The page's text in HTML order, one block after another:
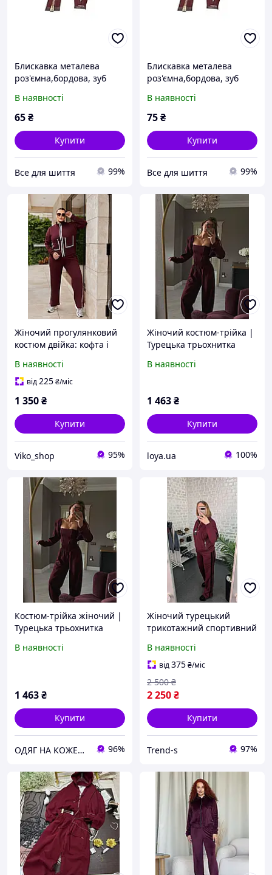
Блискавка металева
роз'ємна,бордова, зуб
см
В наявності
65₴
Купити
Все для шиття 99%
Блискавка металева
роз'ємна,бордова, зуб
см
В наявності
75₴
Купити
Все для шиття 99%
Жіночий прогулянковий
костюм двійка: кофта і
турецька 50-52,54-56,58-
60,62-64
В наявності
від225₴/міс
1 350₴
Купити
Viko_shop 95%
Жіночий костюм-трійка |
Турецька трьохнитка
меланж, Бордо, Шоколад
В наявності
1 463₴
Купити
loya.ua 100%
Костюм-трійка жіночий |
Турецька трьохнитка
меланж, Бордо, Шоколад
В наявності
1 463₴
Купити
ОДЯГ НА КОЖЕН ДЕНЬ 96%
Жіночий турецький
трикотажний спортивний
штани | Бордо/м'ята
В наявності
від375₴/міс
2 250₴
2 500 ₴
Купити
Trend-s 97%